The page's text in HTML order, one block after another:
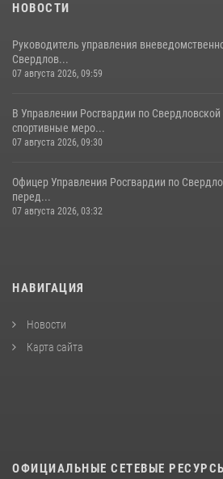
НОВОСТИ
Руководитель управления
Свердлов...
07 августа 2026, 09:59
В Управлении Росгвардии по
спортивные меро...
07 августа 2026, 09:30
Офицер Управления Росгвардии по
перед...
07 августа 2026, 03:32
НАВИГАЦИЯ
Новости
Карта сайта
ОФИЦИАЛЬНЫЕ СЕТЕВЫЕ